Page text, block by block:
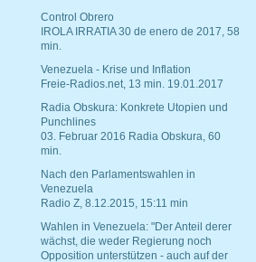
Control Obrero
IROLA IRRATIA 30 de enero de 2017, 58
min.
Venezuela - Krise und Inflation
Freie-Radios.net, 13 min. 19.01.2017
Radia Obskura: Konkrete Utopien und
Punchlines
03. Februar 2016 Radia Obskura, 60
min.
Nach den Parlamentswahlen in
Venezuela
Radio Z, 8.12.2015, 15:11 min
Wahlen in Venezuela: "Der Anteil derer
wächst, die weder Regierung noch
Opposition unterstützen - auch auf der